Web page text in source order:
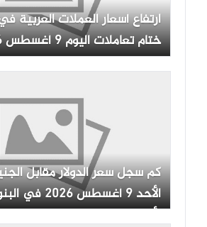
ارتفاع أسعار العملات العربية
ختام تعاملات اليوم 9 أغسطس 2026
كم سجل سعر الدولار مقابل
الأحد 9 أغسطس
الأسبوع